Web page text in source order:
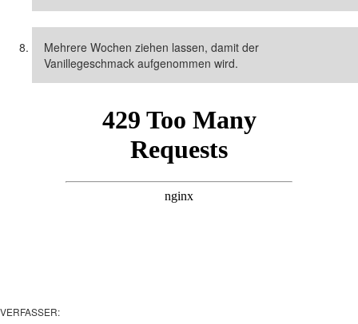
Mehrere Wochen ziehen lassen, damit der
Vanillegeschmack aufgenommen wird.
VERFASSER: